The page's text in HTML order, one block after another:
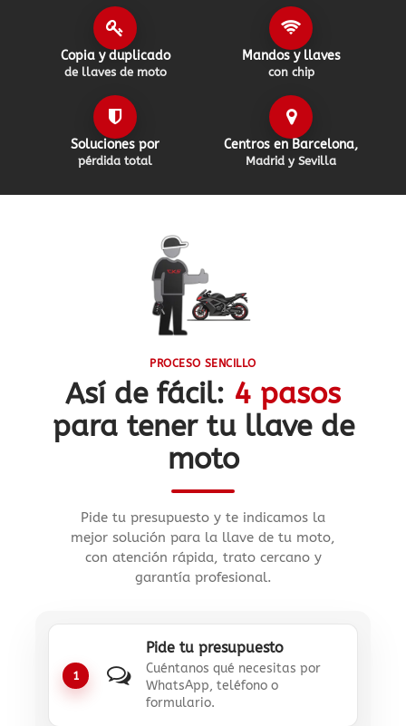
Copia y duplicado
de llaves de moto
Mandos y llaves
con chip
Soluciones por
pérdida total
Centros en Barcelona,
Madrid y Sevilla
PROCESO SENCILLO
Así de fácil: 4 pasos
para tener tu llave de
moto
Pide tu presupuesto y te indicamos la
mejor solución para la llave de tu moto,
con atención rápida, trato cercano y
garantía profesional.
1
Pide tu presupuesto
Cuéntanos qué necesitas por
WhatsApp, teléfono o
formulario.